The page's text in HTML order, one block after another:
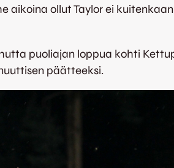
ollut Taylor ei
puoliajan loppua kohti
päätteeksi.